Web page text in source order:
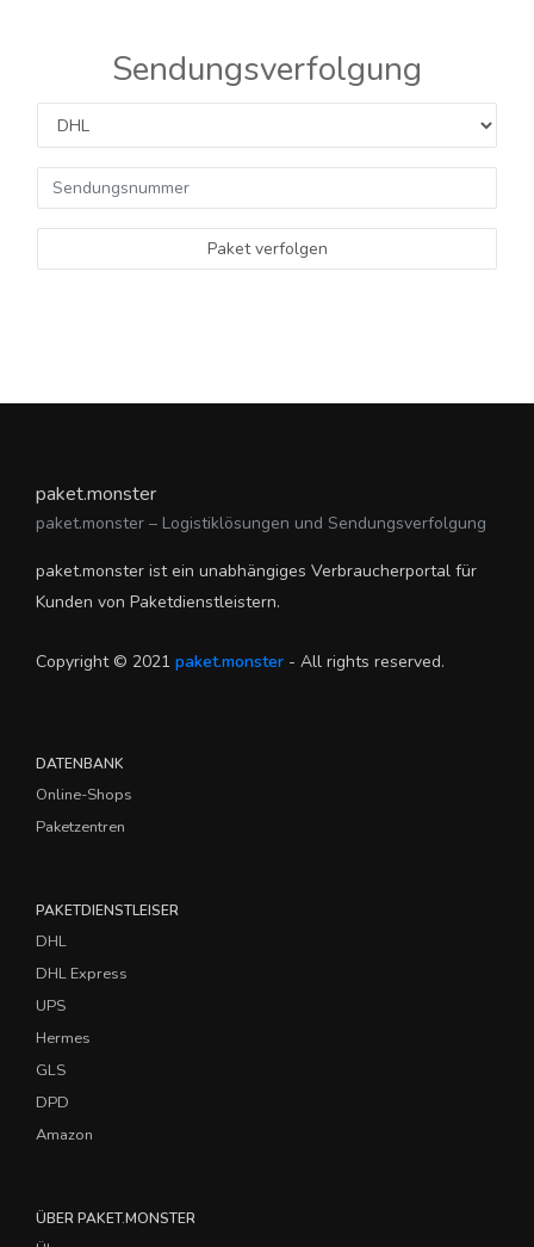
Sendungsverfolgung
Paket verfolgen
paket.monster
paket.monster – Logistiklösungen und Sendungsverfolgung
paket.monster ist ein unabhängiges Verbraucherportal für
Kunden von Paketdienstleistern.
Copyright © 2021 paket.monster - All rights reserved.
DATENBANK
Online-Shops
Paketzentren
PAKETDIENSTLEISER
DHL
DHL Express
UPS
Hermes
GLS
DPD
Amazon
ÜBER PAKET.MONSTER